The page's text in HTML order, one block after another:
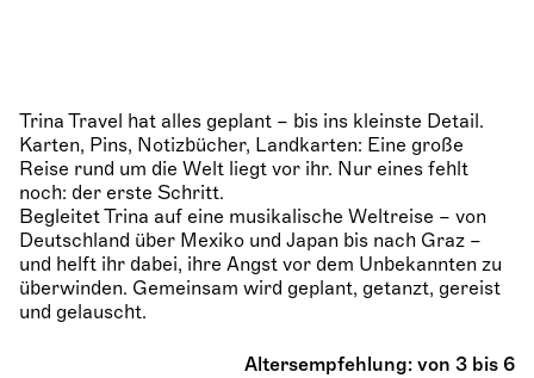
Trina Travel hat alles geplant – bis ins kleinste Detail.
Karten, Pins, Notizbücher, Landkarten: Eine große
Reise rund um die Welt liegt vor ihr. Nur eines fehlt
noch: der erste Schritt.
Begleitet Trina auf eine musikalische Weltreise – von
Deutschland über Mexiko und Japan bis nach Graz –
und helft ihr dabei, ihre Angst vor dem Unbekannten zu
überwinden. Gemeinsam wird geplant, getanzt, gereist
und gelauscht.
Altersempfehlung: von 3 bis 6